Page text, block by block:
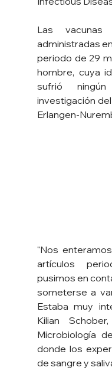
Las
administradas
periodo de 29
hombre, cuya
sufrió
investigación
Erlangen-
"Nos
artículos
pusimos en
someterse a
Estaba muy
Kilian
Microbiología
donde los
de sangre y